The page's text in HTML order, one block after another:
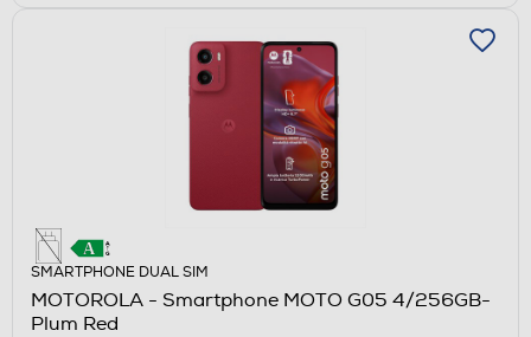
SMARTPHONE DUAL SIM
MOTOROLA - Smartphone MOTO G05 4/256GB-
Plum Red